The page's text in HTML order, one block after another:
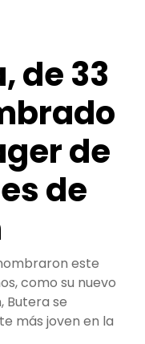
de 33
de
de
este
como su nuevo
Butera se
más joven en la